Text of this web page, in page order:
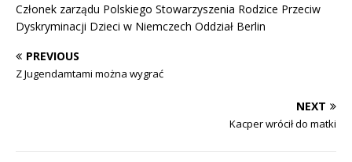
Członek zarządu Polskiego Stowarzyszenia Rodzice Przeciw
Dyskryminacji Dzieci w Niemczech Oddział Berlin
PREVIOUS
Z Jugendamtami można wygrać
NEXT
Kacper wrócił do matki